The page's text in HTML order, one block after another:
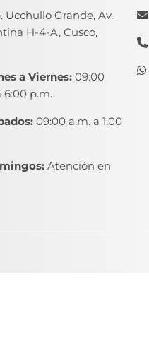
Ucchullo Grande, Av.
H-4-A, Cusco,
a Viernes: 09:00
6:00 p.m.
09:00 a.m. a 1:00
Atención en